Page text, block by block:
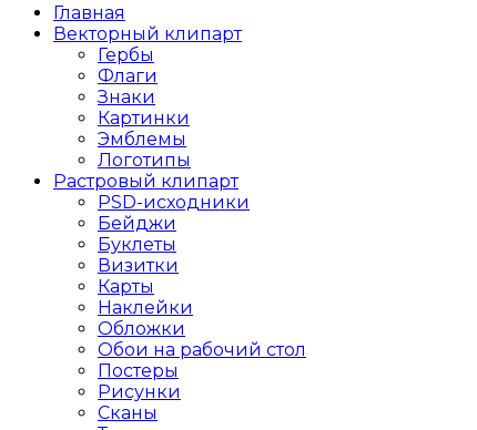
Главная
Векторный клипарт
Гербы
Флаги
Знаки
Картинки
Эмблемы
Логотипы
Растровый клипарт
PSD-исходники
Бейджи
Буклеты
Визитки
Карты
Наклейки
Обложки
Обои на рабочий стол
Постеры
Рисунки
Сканы